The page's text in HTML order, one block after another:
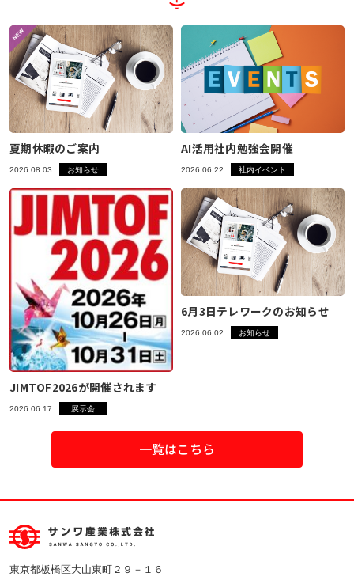
夏期休暇のご案内
2026.08.03 お知らせ
AI活用社内勉強会開催
2026.06.22 社内イベント
JIMTOF2026が開催されます
2026.06.17 展示会
6月3日テレワークのお知らせ
2026.06.02 お知らせ
一覧はこちら
東京都板橋区大山東町２９－１６